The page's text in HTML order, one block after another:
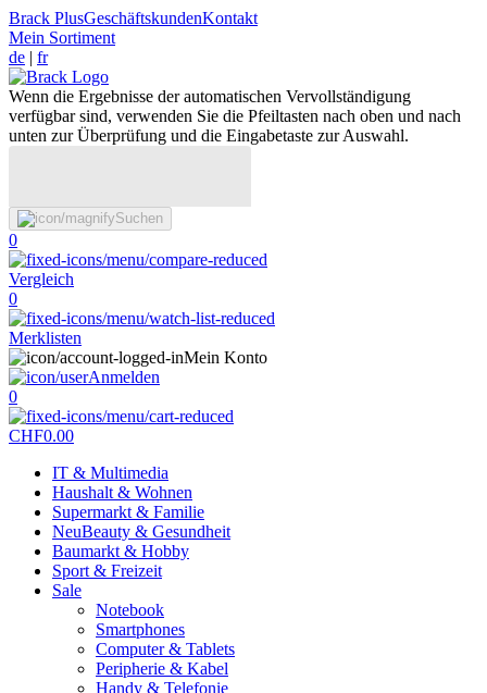
Brack PlusGeschäftskundenKontakt
Mein Sortiment
de | fr
Wenn die Ergebnisse der automatischen Vervollständigung
verfügbar sind, verwenden Sie die Pfeiltasten nach oben und nach
unten zur Überprüfung und die Eingabetaste zur Auswahl.
Suchen
0
Vergleich
0
Merklisten
Mein Konto
Anmelden
0
CHF0.00
IT & Multimedia
Haushalt & Wohnen
Supermarkt & Familie
NeuBeauty & Gesundheit
Baumarkt & Hobby
Sport & Freizeit
Sale
Notebook
Smartphones
Computer & Tablets
Peripherie & Kabel
Handy & Telefonie